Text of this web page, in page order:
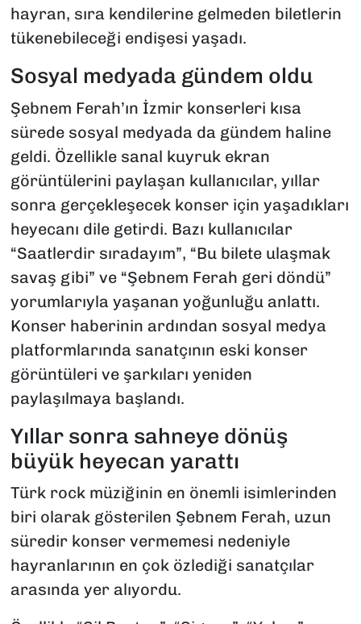
hayran, sıra kendilerine gelmeden biletlerin
tükenebileceği endişesi yaşadı.
Sosyal medyada gündem oldu
Şebnem Ferah’ın İzmir konserleri kısa
sürede sosyal medyada da gündem haline
geldi. Özellikle sanal kuyruk ekran
görüntülerini paylaşan kullanıcılar, yıllar
sonra gerçekleşecek konser için yaşadıkları
heyecanı dile getirdi. Bazı kullanıcılar
“Saatlerdir sıradayım”, “Bu bilete ulaşmak
savaş gibi” ve “Şebnem Ferah geri döndü”
yorumlarıyla yaşanan yoğunluğu anlattı.
Konser haberinin ardından sosyal medya
platformlarında sanatçının eski konser
görüntüleri ve şarkıları yeniden
paylaşılmaya başlandı.
Yıllar sonra sahneye dönüş
büyük heyecan yarattı
Türk rock müziğinin en önemli isimlerinden
biri olarak gösterilen Şebnem Ferah, uzun
süredir konser vermemesi nedeniyle
hayranlarının en çok özlediği sanatçılar
arasında yer alıyordu.